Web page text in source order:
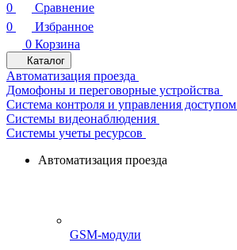
0
Сравнение
0
Избранное
0 Корзина
Каталог
Автоматизация проезда
Домофоны и переговорные устройства
Система контроля и управления доступом
Системы видеонаблюдения
Системы учеты ресурсов
Автоматизация проезда
GSM-модули